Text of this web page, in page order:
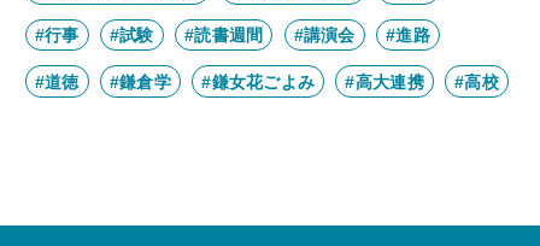
#行事 #試験 #読書週間 #講演会 #進路
#道徳 #鎌倉学 #鎌女花ごよみ #高大連携 #高校